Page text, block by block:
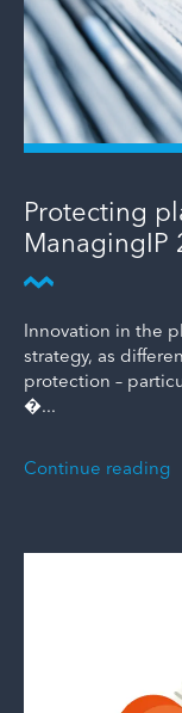
Protecting
ManagingIP
Innovation in the
strategy, as
protection –
�...
Continue reading